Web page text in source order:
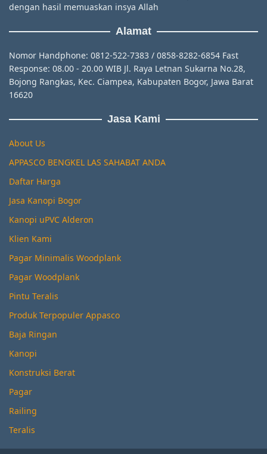
dengan hasil memuaskan insya Allah
Alamat
Nomor Handphone: 0812-522-7383 / 0858-8282-6854 Fast
Response: 08.00 - 20.00 WIB Jl. Raya Letnan Sukarna No.28,
Bojong Rangkas, Kec. Ciampea, Kabupaten Bogor, Jawa Barat
16620
Jasa Kami
About Us
APPASCO BENGKEL LAS SAHABAT ANDA
Daftar Harga
Jasa Kanopi Bogor
Kanopi uPVC Alderon
Klien Kami
Pagar Minimalis Woodplank
Pagar Woodplank
Pintu Teralis
Produk Terpopuler Appasco
Baja Ringan
Kanopi
Konstruksi Berat
Pagar
Railing
Teralis